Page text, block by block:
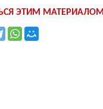
ЭТИМ МАТЕРИАЛОМ